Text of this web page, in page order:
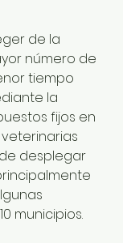
de la
número de
tiempo
la
fijos en
desplegar
municipios.